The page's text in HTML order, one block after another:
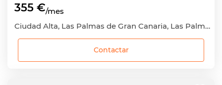
355 €/mes
Ciudad Alta, Las Palmas de Gran Canaria, Las Palmas
Contactar